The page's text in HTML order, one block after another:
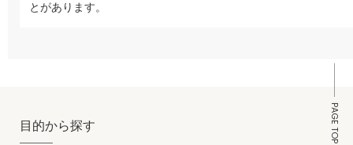
とがあります。
PAGE TOP
目的から探す